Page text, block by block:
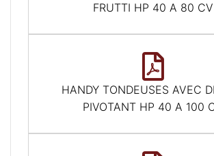
FRUTTI HP 40 A 80 CV
HANDY TONDEUSES AVEC
PIVOTANT HP 40 A 100